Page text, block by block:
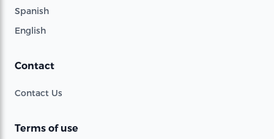
Spanish
English
Contact
Contact Us
Terms of use